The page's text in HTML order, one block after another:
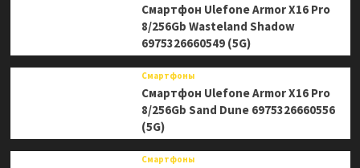
Смартфон Ulefone Armor X16 Pro
8/256Gb Wasteland Shadow
6975326660549 (5G)
Смартфоны
Смартфон Ulefone Armor X16 Pro
8/256Gb Sand Dune 6975326660556
(5G)
Смартфоны